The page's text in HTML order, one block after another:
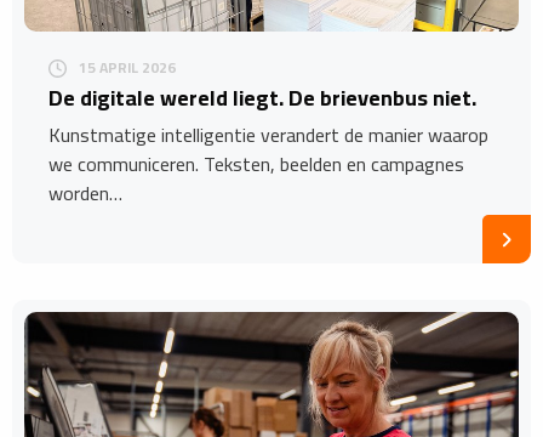
15 APRIL 2026
De digitale wereld liegt. De brievenbus niet.
Kunstmatige intelligentie verandert de manier waarop
we communiceren. Teksten, beelden en campagnes
worden…